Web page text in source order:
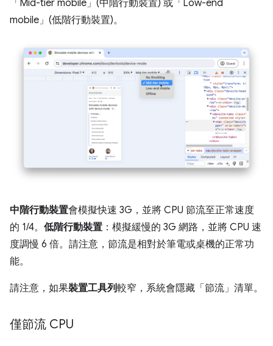
「Mid-tier mobile」(中階行動裝置) 或「Low-end
mobile」(低階行動裝置)。
中階行動裝置會模擬快速 3G，並將 CPU 節流至正常速度
的 1/4。 低階行動裝置 ：模擬緩慢的 3G 網路，並將 CPU 速
度調慢 6 倍。請注意，節流是相對於筆電或桌機的正常功
能。
請注意，如果裝置工具列較窄，系統會隱藏「節流」 清單。
僅節流 CPU